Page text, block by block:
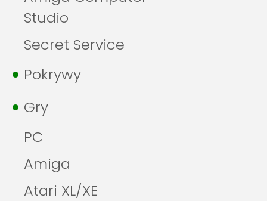
Studio
Secret Service
Pokrywy
Gry
PC
Amiga
Atari XL/XE